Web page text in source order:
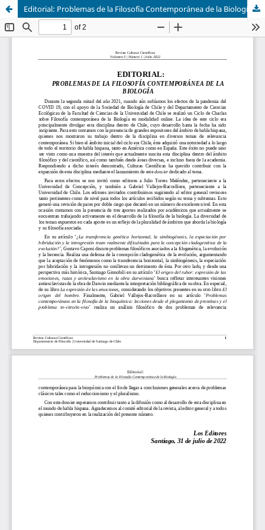
Editorial: Problemas de la Filosofía Contemporánea de la Biología